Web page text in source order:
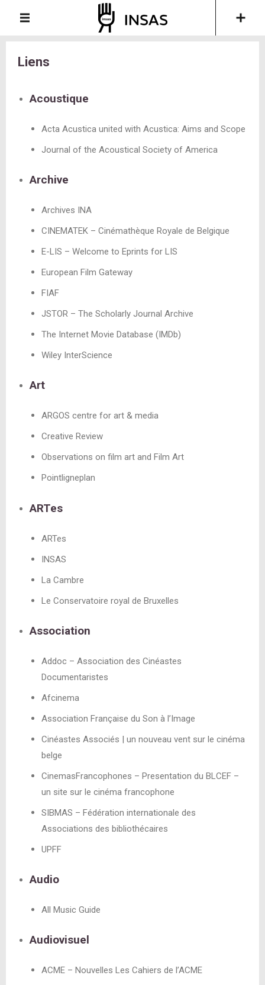
Liens
Acoustique
Acta Acustica united with Acustica: Aims and Scope
Journal of the Acoustical Society of America
Archive
Archives INA
CINEMATEK – Cinémathèque Royale de Belgique
E-LIS – Welcome to Eprints for LIS
European Film Gateway
FIAF
JSTOR – The Scholarly Journal Archive
The Internet Movie Database (IMDb)
Wiley InterScience
Art
ARGOS centre for art & media
Creative Review
Observations on film art and Film Art
Pointligneplan
ARTes
ARTes
INSAS
La Cambre
Le Conservatoire royal de Bruxelles
Association
Addoc – Association des Cinéastes
Documentaristes
Afcinema
Association Française du Son à l’Image
Cinéastes Associés | un nouveau vent sur le cinéma
belge
CinemasFrancophones – Presentation du BLCEF –
un site sur le cinéma francophone
SIBMAS – Fédération internationale des
Associations des bibliothécaires
UPFF
Audio
All Music Guide
Audiovisuel
ACME – Nouvelles Les Cahiers de l’ACME